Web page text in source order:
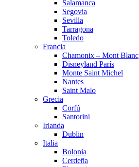
Salamanca
Segovia
Sevilla
Tarragona
Toledo
Francia
Chamonix – Mont Blanc
Disneyland París
Monte Saint Michel
Nantes
Saint Malo
Grecia
Corfú
Santorini
Irlanda
Dublin
Italia
Bolonia
Cerdeña